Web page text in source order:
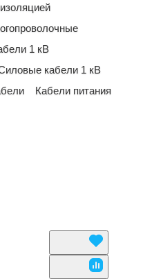
1 кВ
кабели 1 кВ
Кабели питания